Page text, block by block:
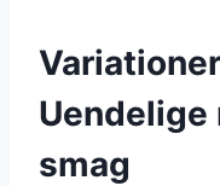
smag